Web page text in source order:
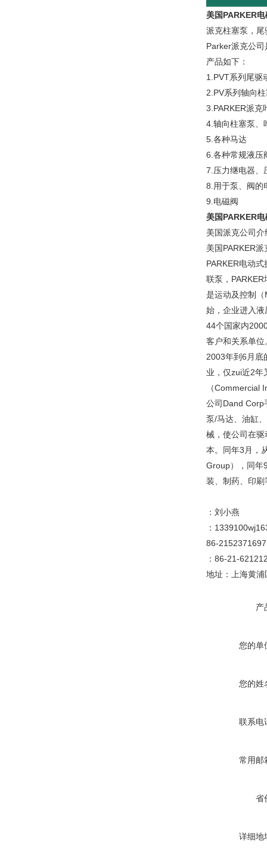
美国PARKER
派克柱塞泵，
Parker派克公
产品如下：
1.PVT系列尾驱
2.PV系列轴向
3.PARKER派克
4.轴向柱塞泵、
5.各种马达
6.各种常规液压
7.压力继电器、
8.用于泵、阀的
9.电磁阀
美国PARKER
美国派克公司介
美国PARKER
PARKER电动
联泵，
是运动及控制
始，企业进入
44个国家内
客户和关系单
2003年到6月底
业，仅zui近2年
（Commercial
公司Dand Corp
泵/马达、油缸
械，使公司在
本。同年3月，
Group），同年
装、制药、印刷
：刘小燕
：
86-
：86-21-
地址：上海黄
产
您的单
您的姓
联系电
常用邮
省
详细地